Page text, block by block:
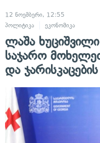
12 ნოემბერი, 12:55
პოლიტიკა
ეკონომიკა
ლაშა
საჯარო
და